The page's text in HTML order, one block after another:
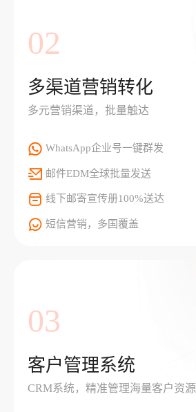
02
多渠道营销转化
多元营销渠道，批量触达
WhatsApp企业号一键群发
邮件EDM全球批量发送
线下邮寄宣传册100%送达
短信营销，多国覆盖
03
客户管理系统
CRM系统，精准管理海量客户资源